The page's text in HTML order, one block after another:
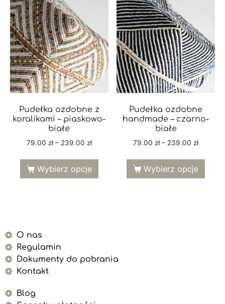
Pudełka ozdobne z
koralikami – piaskowo-
białe
79.00 zł – 239.00 zł
Wybierz opcje
Pudełka ozdobne
handmade – czarno-
białe
79.00zł – 239.00zł
Wybierz opcje
O nas
Regulamin
Dokumenty do pobrania
Kontakt
Blog